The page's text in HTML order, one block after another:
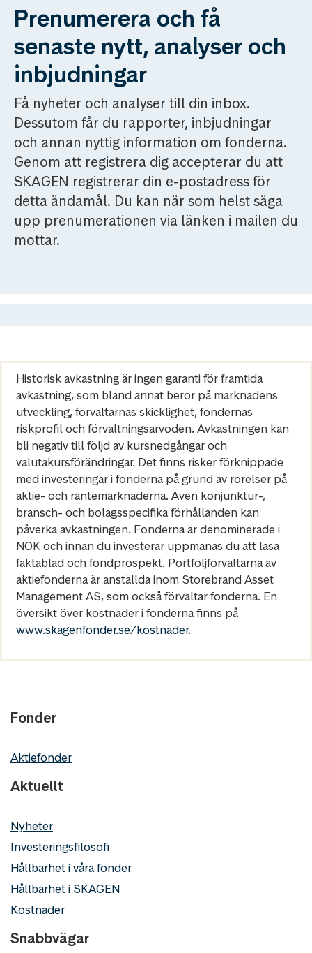
Prenumerera och få
senaste nytt, analyser och
inbjudningar
Få nyheter och analyser till din inbox.
Dessutom får du rapporter, inbjudningar
och annan nyttig information om fonderna.
Genom att registrera dig accepterar du att
SKAGEN registrerar din e-postadress för
detta ändamål. Du kan när som helst säga
upp prenumerationen via länken i mailen du
mottar.
Historisk avkastning är ingen garanti för framtida
avkastning, som bland annat beror på marknadens
utveckling, förvaltarnas skicklighet, fondernas
riskprofil och förvaltningsarvoden. Avkastningen kan
bli negativ till följd av kursnedgångar och
valutakursförändringar. Det finns risker förknippade
med investeringar i fonderna på grund av rörelser på
aktie- och räntemarknaderna. Även konjunktur-,
bransch- och bolagsspecifika förhållanden kan
påverka avkastningen. Fonderna är denominerade i
NOK och innan du investerar uppmanas du att läsa
faktablad och fondprospekt. Portföljförvaltarna av
aktiefonderna är anställda inom Storebrand Asset
Management AS, som också förvaltar fonderna. En
översikt över kostnader i fonderna finns på
www.skagenfonder.se/kostnader.
Fonder
Aktiefonder
Aktuellt
Nyheter
Investeringsfilosofi
Hållbarhet i våra fonder
Hållbarhet i SKAGEN
Kostnader
Snabbvägar